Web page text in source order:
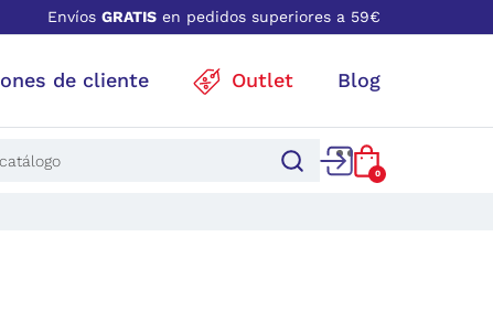
Envíos GRATIS en pedidos superiores a 59€
de cliente Outlet Blog
0